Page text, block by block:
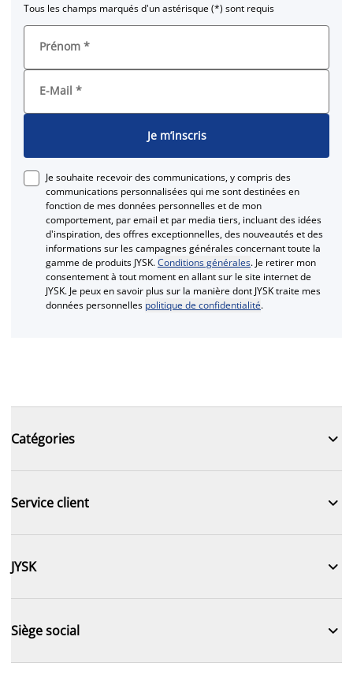
Tous les champs marqués d'un astérisque (*) sont requis
Prénom *
E-Mail *
Je m’inscris
Je souhaite recevoir des communications, y compris des
communications personnalisées qui me sont destinées en
fonction de mes données personnelles et de mon
comportement, par email et par media tiers, incluant des idées
d'inspiration, des offres exceptionnelles, des nouveautés et des
informations sur les campagnes générales concernant toute la
gamme de produits JYSK.Conditions générales. Je retirer mon
consentement à tout moment en allant sur le site internet de
JYSK. Je peux en savoir plus sur la manière dont JYSK traite mes
données personnelles politique de confidentialité.
Catégories 
Service client 
JYSK 
Siège social 